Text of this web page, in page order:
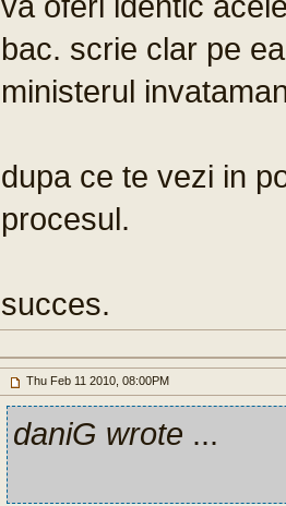
bac. scrie clar pe
ministerul
dupa ce te vezi in
procesul.
succes.
Thu Feb 11 2010, 08:00PM
daniG wrote ...